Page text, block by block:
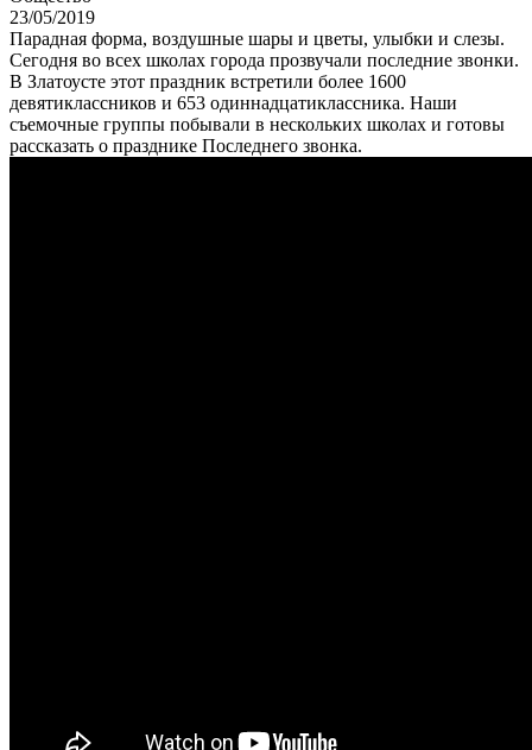
23/05/2019
Парадная форма, воздушные шары и цветы, улыбки и слезы.
Сегодня во всех школах города прозвучали последние звонки.
В Златоусте этот праздник встретили более 1600
девятиклассников и 653 одиннадцатиклассника. Наши
съемочные группы побывали в нескольких школах и готовы
рассказать о празднике Последнего звонка.